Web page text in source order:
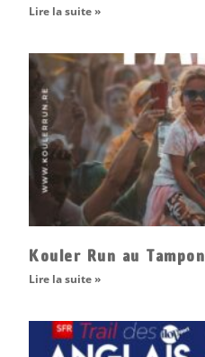
Lire la suite »
Kouler Run au Tampon
Lire la suite »